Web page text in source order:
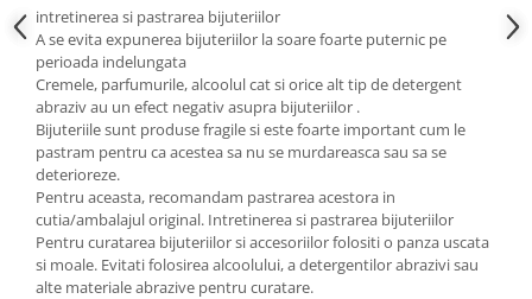
intretinerea si pastrarea bijuteriilor
A se evita expunerea bijuteriilor la soare foarte puternic pe
perioada indelungata
Cremele, parfumurile, alcoolul cat si orice alt tip de detergent
abraziv au un efect negativ asupra bijuteriilor .
Bijuteriile sunt produse fragile si este foarte important cum le
pastram pentru ca acestea sa nu se murdareasca sau sa se
deterioreze.
Pentru aceasta, recomandam pastrarea acestora in
cutia/ambalajul original. Intretinerea si pastrarea bijuteriilor
Pentru curatarea bijuteriilor si accesoriilor folositi o panza uscata
si moale. Evitati folosirea alcoolului, a detergentilor abrazivi sau
alte materiale abrazive pentru curatare.